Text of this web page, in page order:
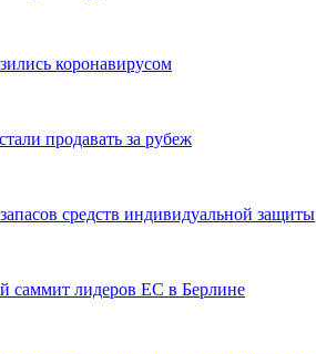
коронавирусом
продавать за рубеж
средств индивидуальной защиты
саммит лидеров ЕС в Берлине